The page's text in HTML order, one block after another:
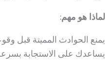
لماذا هو مهم:
يمنع الحوادث المميتة قبل
يساعدك على الاستجابة